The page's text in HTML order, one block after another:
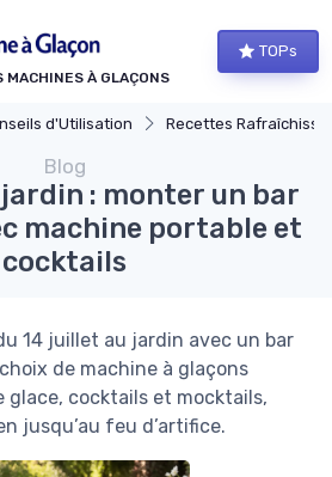
MACHINES À GLAÇONS
TOPs
d'Utilisation Recettes
Blog
: monter un bar
machine portable et
cocktails
14 juillet au jardin avec un bar
de machine à glaçons
glace, cocktails et mocktails,
jusqu’au feu d’artifice.
cookies